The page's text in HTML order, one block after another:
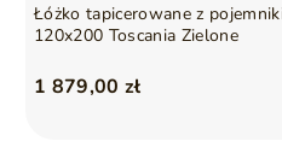
Łóżko tapicerowane z
120x200 Toscania Zielone
1 879,00 zł